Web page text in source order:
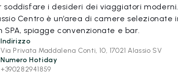
soddisfare i desideri dei viaggiatori moderni.
Centro è un’area di camere
SPA, spiagge convenzionate e bar.
Indirizzo
Via Privata Maddalena Conti, 10, 17021 Alassio SV
Numero Hotiday
+390282941859